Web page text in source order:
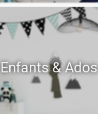
Enfants & Ados